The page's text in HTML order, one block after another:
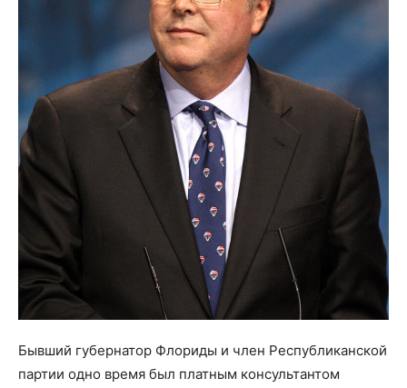
Бывший губернатор Флориды и член Республиканской
партии одно время был платным консультантом